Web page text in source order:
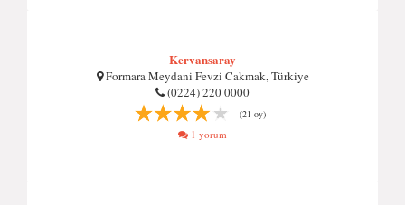
Kervansaray
Formara Meydani Fevzi Cakmak, Türkiye
(0224) 220 0000
(21 oy)
1 yorum